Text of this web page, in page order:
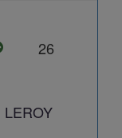
26
LEROY